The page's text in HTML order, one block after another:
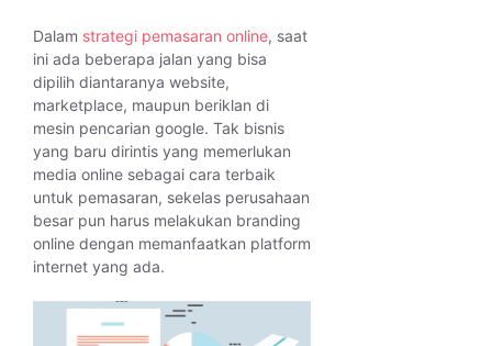
Dalam strategi pemasaran online, saat
ini ada beberapa jalan yang bisa
dipilih diantaranya website,
marketplace, maupun beriklan di
mesin pencarian google. Tak bisnis
yang baru dirintis yang memerlukan
media online sebagai cara terbaik
untuk pemasaran, sekelas perusahaan
besar pun harus melakukan branding
online dengan memanfaatkan platform
internet yang ada.